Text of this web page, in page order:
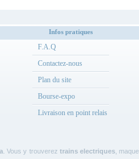
Infos pratiques
F.A.Q
Contactez-nous
Plan du site
Bourse-expo
Livraison en point relais
. Vous y trouverez trains electriques,